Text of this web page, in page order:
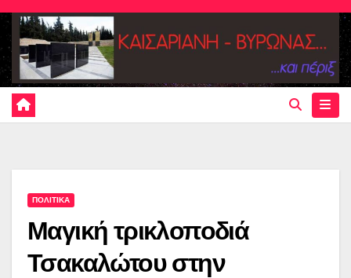
Skip
content
ΠΟΛΙΤΙΚΑ
Μαγική τρικλοποδιά
Τσακαλώτου στην